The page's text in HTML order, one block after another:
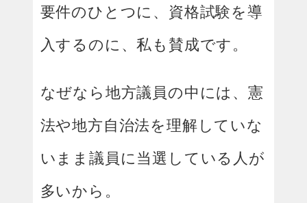
要件のひとつに、資格試験を導
入するのに、私も賛成です。
なぜなら地方議員の中には、憲
法や地方自治法を理解していな
いまま議員に当選している人が
多いから。